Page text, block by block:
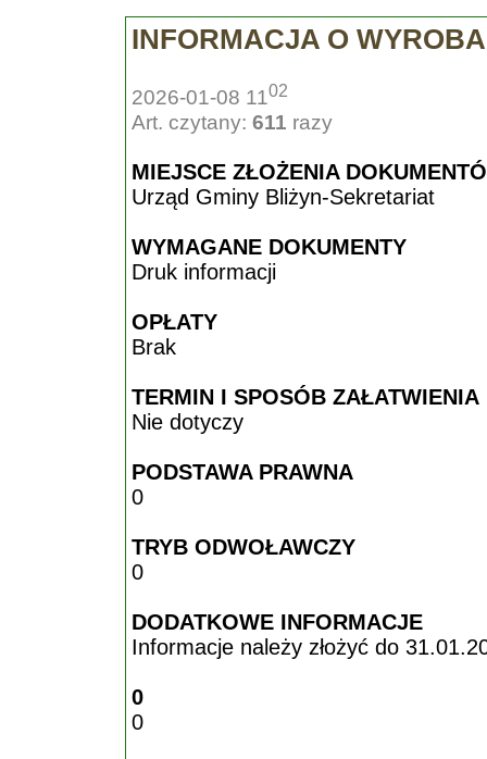
INFORMACJA O
2026-01-08 1102
Art. czytany: 611 razy
MIEJSCE ZŁOŻENIA
Urząd Gminy Bliżyn-Sekretariat
WYMAGANE DOKUMENTY
Druk informacji
OPŁATY
Brak
TERMIN I SPOSÓB ZAŁATWIENIA
Nie dotyczy
PODSTAWA PRAWNA
0
TRYB ODWOŁAWCZY
0
DODATKOWE INFORMACJE
Informacje należy złożyć do
0
0